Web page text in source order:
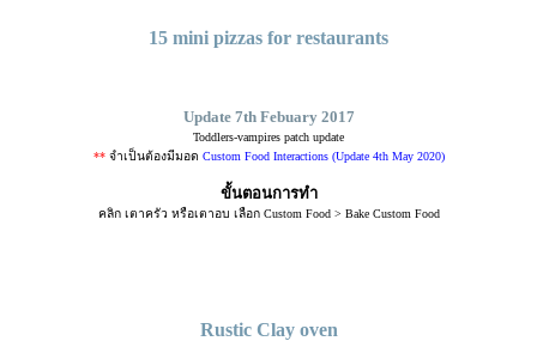
15 mini pizzas for restaurants
Update 7th Febuary 2017
Toddlers-vampires patch update
**จำเป็นต้องมีมอด Custom Food Interactions (Update 4th May 2020)
ขั้นตอนการทำ
คลิก เตาครัว หรือเตาอบ เลือก Custom Food > Bake Custom Food
Rustic Clay oven